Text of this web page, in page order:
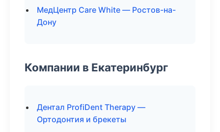
МедЦентр Care White — Ростов-на-
Дону
Компании в Екатеринбург
Дентал ProfiDent Therapy —
Ортодонтия и брекеты